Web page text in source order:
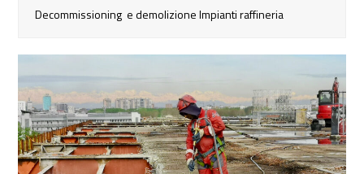
Decommissioning e demolizione Impianti raffineria